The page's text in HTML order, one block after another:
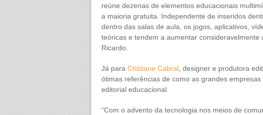
reúne dezenas de elementos educacionais
a maioria gratuita. Independente de inseridos
dentro das salas de aula, os jogos, aplicativos,
teóricas e tendem a aumentar
Ricardo.
Já para Cristiane Cabral , designer e produtora
ótimas referências de como as grandes
editorial educacional.
“Com o advento da tecnologia nos meios de